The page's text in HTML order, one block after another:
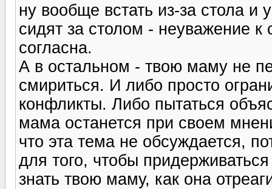
ну вообще встать из-за стола и
сидят за столом - неуважение
согласна.
А в остальном - твою маму не
смириться. И либо просто
конфликты. Либо пытаться
мама останется при своем
что эта тема не обсуждается,
для того, чтобы
знать твою маму, как она